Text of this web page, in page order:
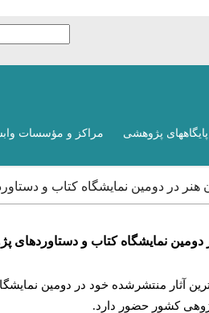
پایگاههای پژوهشی مراکز و مؤسسات
هنر در دومین نمایشگاه کتاب و
نمایشگاه کتاب و دستاوردهای
آثار منتشرشده خود در دومین
کشور حضور دارد.